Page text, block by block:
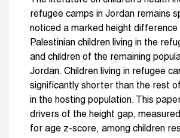
refugee camps in Jordan remains
noticed a marked height difference
Palestinian children living in the
and children of the remaining
Jordan. Children living in refugee
significantly shorter than the rest
in the hosting population. This
drivers of the height gap,
for age z-score, among children